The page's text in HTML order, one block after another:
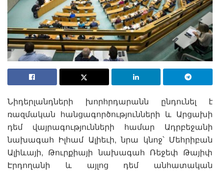
Նիդերլանդների խորհրդարանն ընդունել է
ռազմական հանցագործությունների և Արցախի
դեմ վայրագությունների համար Ադրբեջանի
նախագահ Իլհամ Ալիեւի, նրա կնոջ՝ Մեհրիբան
Ալիևայի, Թուրքիայի նախագահ Ռեջեփ Թայիփ
Էրդողանի և այլոց դեմ անհատական